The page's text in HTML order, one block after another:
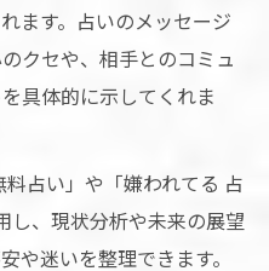
ます。占いのメッセージ
クセや、相手とのコミュ
具体的に示してくれま
占い」や「嫌われてる 占
し、現状分析や未来の展望
や迷いを整理できます。